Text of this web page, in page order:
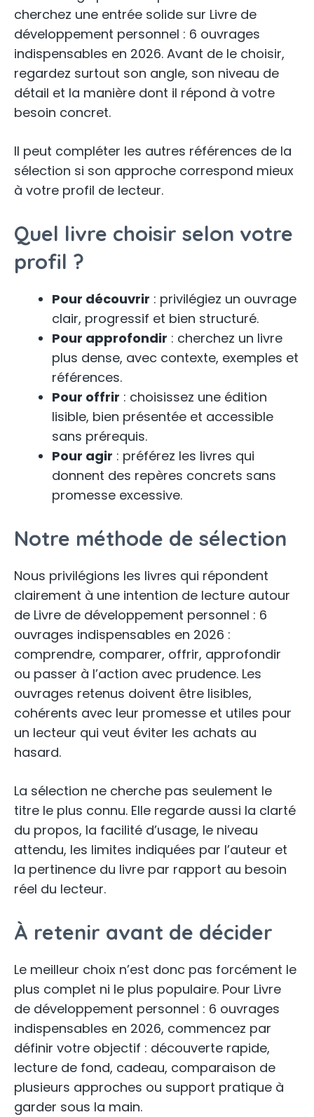
cherchez une entrée solide sur Livre de
développement personnel : 6 ouvrages
indispensables en 2026. Avant de le choisir,
regardez surtout son angle, son niveau de
détail et la manière dont il répond à votre
besoin concret.
Il peut compléter les autres références de la
sélection si son approche correspond mieux
à votre profil de lecteur.
Quel livre choisir selon votre
profil ?
Pour découvrir : privilégiez un ouvrage
clair, progressif et bien structuré.
Pour approfondir : cherchez un livre
plus dense, avec contexte, exemples et
références.
Pour offrir : choisissez une édition
lisible, bien présentée et accessible
sans prérequis.
Pour agir : préférez les livres qui
donnent des repères concrets sans
promesse excessive.
Notre méthode de sélection
Nous privilégions les livres qui répondent
clairement à une intention de lecture autour
de Livre de développement personnel : 6
ouvrages indispensables en 2026 :
comprendre, comparer, offrir, approfondir
ou passer à l’action avec prudence. Les
ouvrages retenus doivent être lisibles,
cohérents avec leur promesse et utiles pour
un lecteur qui veut éviter les achats au
hasard.
La sélection ne cherche pas seulement le
titre le plus connu. Elle regarde aussi la clarté
du propos, la facilité d’usage, le niveau
attendu, les limites indiquées par l’auteur et
la pertinence du livre par rapport au besoin
réel du lecteur.
À retenir avant de décider
Le meilleur choix n’est donc pas forcément le
plus complet ni le plus populaire. Pour Livre
de développement personnel : 6 ouvrages
indispensables en 2026, commencez par
définir votre objectif : découverte rapide,
lecture de fond, cadeau, comparaison de
plusieurs approches ou support pratique à
garder sous la main.